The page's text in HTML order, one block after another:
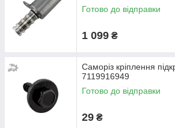
Готово до відправки
1 099 ₴
Саморіз кріплення
7119916949
Готово до відправки
29 ₴